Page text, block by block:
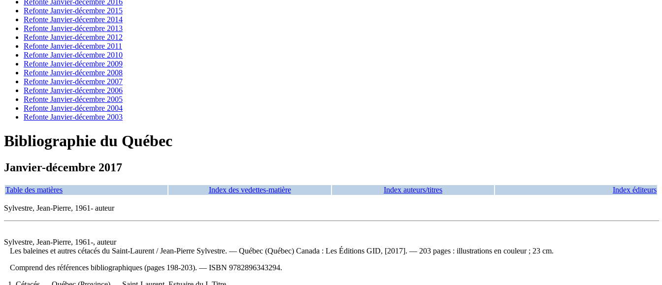
Refonte Janvier-décembre 2016
Refonte Janvier-décembre 2015
Refonte Janvier-décembre 2014
Refonte Janvier-décembre 2013
Refonte Janvier-décembre 2012
Refonte Janvier-décembre 2011
Refonte Janvier-décembre 2010
Refonte Janvier-décembre 2009
Refonte Janvier-décembre 2008
Refonte Janvier-décembre 2007
Refonte Janvier-décembre 2006
Refonte Janvier-décembre 2005
Refonte Janvier-décembre 2004
Refonte Janvier-décembre 2003
Bibliographie du Québec
Janvier-décembre 2017
Table des matières Index des vedettes-matière Index auteurs/titres Index éditeurs
Sylvestre, Jean-Pierre, 1961- auteur
Sylvestre, Jean-Pierre, 1961-, auteur
Les baleines et autres cétacés du Saint-Laurent / Jean-Pierre Sylvestre. — Québec (Québec) Canada : Les Éditions GID, [2017]. — 203 pages : illustrations en couleur ; 23 cm.
Comprend des références bibliographiques (pages 198-203). — ISBN 9782896343294.